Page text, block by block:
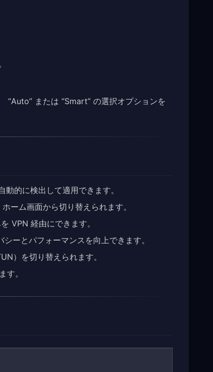
または “Smart” の選択オプションを
的に検出して適用できます。
ーム画面から切り替えられます。
VPN 経由にできます。
ーとパフォーマンスを向上できます。
）を切り替えられます。
す。